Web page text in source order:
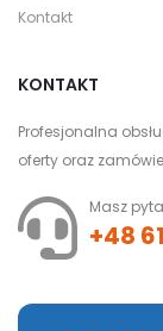
Kontakt
KONTAKT
Profesjonalna
oferty oraz
Masz
+48